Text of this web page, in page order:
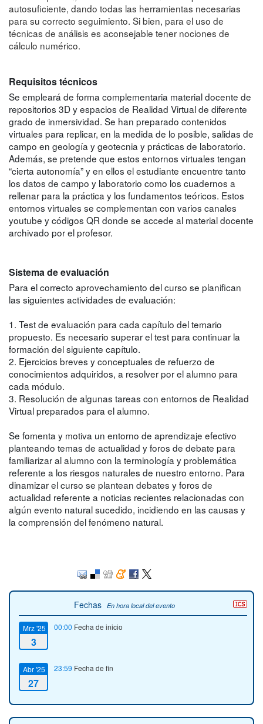
autosuficiente, dando todas las herramientas necesarias
para su correcto seguimiento. Si bien, para el uso de
técnicas de análisis es aconsejable tener nociones de
cálculo numérico.
Requisitos técnicos
Se empleará de forma complementaria material docente de
repositorios 3D y espacios de Realidad Virtual de diferente
grado de inmersividad. Se han preparado contenidos
virtuales para replicar, en la medida de lo posible, salidas de
campo en geología y geotecnia y prácticas de laboratorio.
Además, se pretende que estos entornos virtuales tengan
“cierta autonomía” y en ellos el estudiante encuentre tanto
los datos de campo y laboratorio como los cuadernos a
rellenar para la práctica y los fundamentos teóricos. Estos
entornos virtuales se complementan con varios canales
youtube y códigos QR donde se accede al material docente
archivado por el profesor.
Sistema de evaluación
Para el correcto aprovechamiento del curso se planifican
las siguientes actividades de evaluación:
1. Test de evaluación para cada capítulo del temario
propuesto. Es necesario superar el test para continuar la
formación del siguiente capítulo.
2. Ejercicios breves y conceptuales de refuerzo de
conocimientos adquiridos, a resolver por el alumno para
cada módulo.
3. Resolución de algunas tareas con entornos de Realidad
Virtual preparados para el alumno.
Se fomenta y motiva un entorno de aprendizaje efectivo
planteando temas de actualidad y foros de debate para
familiarizar al alumno con la terminología y problemática
referente a los riesgos naturales de nuestro entorno. Para
dinamizar el curso se plantean debates y foros de
actualidad referente a noticias recientes relacionadas con
algún evento natural sucedido, incidiendo en las causas y
la comprensión del fenómeno natural.
Fechas En hora local del evento
Mrz '25
3
00:00 Fecha de inicio
Abr '25
27
23:59 Fecha de fin